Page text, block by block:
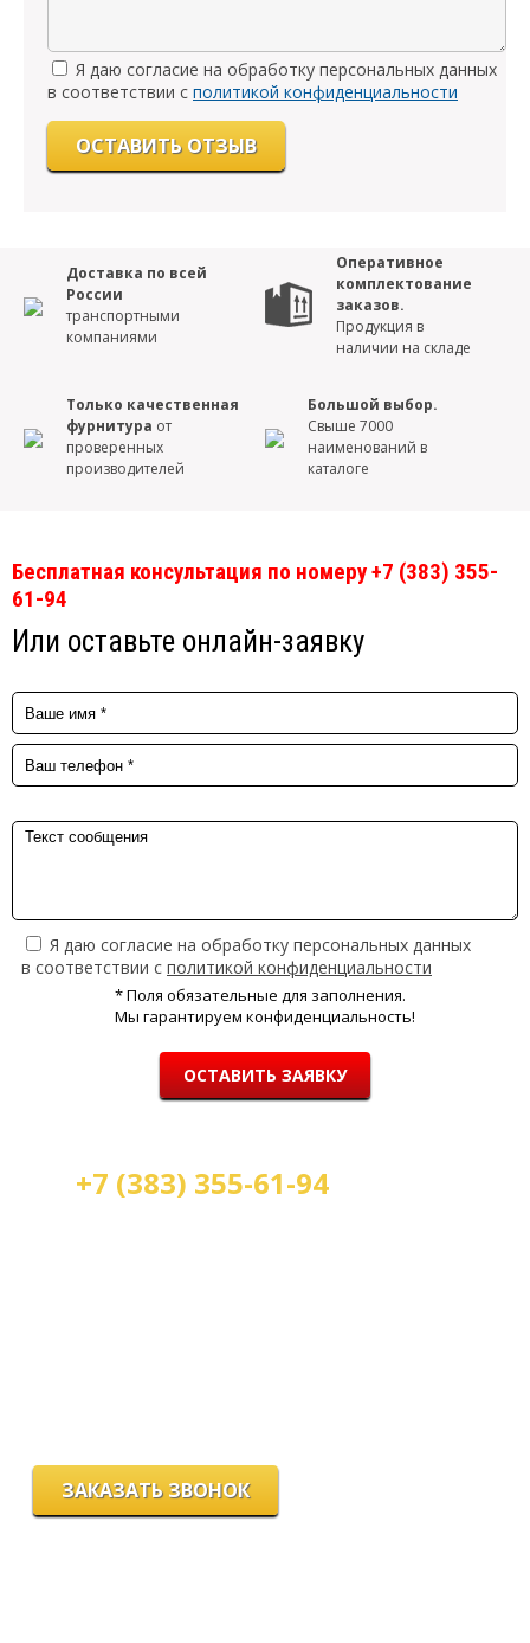
Доставка по всей
России
транспортными
компаниями
Оперативное
комплектование
заказов.
Продукция в
наличии на складе
Только качественная
фурнитура от
проверенных
производителей
Большой выбор.
Свыше 7000
наименований в
каталоге
Я даю согласие на обработку персональных данных
в соответствии с политикой конфиденциальности
Бесплатная консультация по номеру +7 (383) 355-
61-94
Или оставьте онлайн-заявку
Я даю согласие на обработку персональных данных
в соответствии с политикой конфиденциальности
* Поля обязательные для заполнения.
Мы гарантируем конфиденциальность!
ОСТАВИТЬ ЗАЯВКУ
+7 (383) 355-61-94
ЗАКАЗАТЬ ЗВОНОК